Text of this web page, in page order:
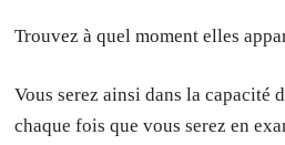
Trouvez à quel moment elles
Vous serez ainsi dans la capacité
chaque fois que vous serez en